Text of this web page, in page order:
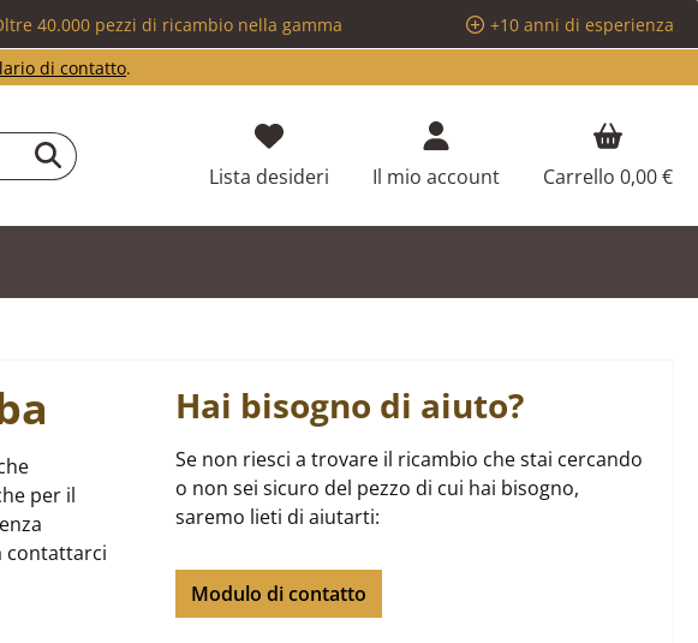
40.000 pezzi di ricambio nella gamma
+10 anni di esperienza
di contatto.
Lista desideri Hai 0 articoli nella lista dei desideri
Il mio account Carrello 0,00 €
per il
contattarci
Hai bisogno di aiuto?
Se non riesci a trovare il ricambio che stai cercando
o non sei sicuro del pezzo di cui hai bisogno,
saremo lieti di aiutarti:
Modulo di contatto